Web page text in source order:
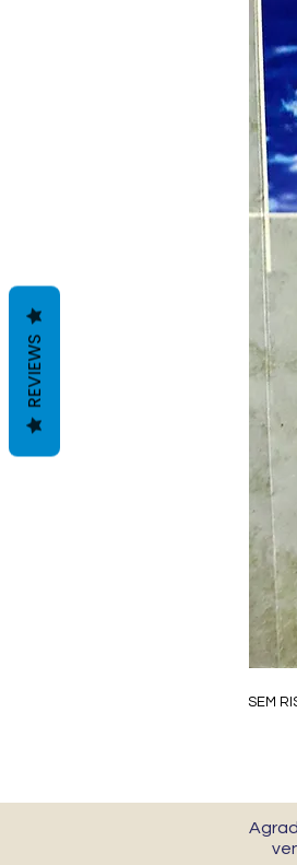
SEM
REVIEWS